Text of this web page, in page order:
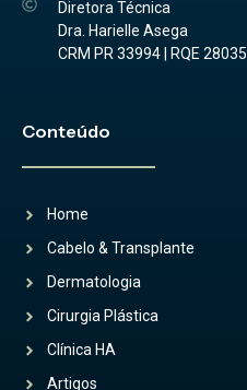
Diretora Técnica
Dra. Harielle Asega
CRM PR 33994 | RQE 28035
Conteúdo
Home
Cabelo & Transplante
Dermatologia
Cirurgia Plástica
Clínica HA
Artigos